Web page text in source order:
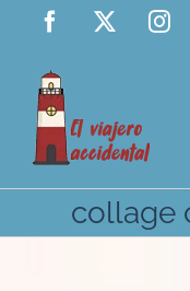
Saltar
contenido
Facebook
collage